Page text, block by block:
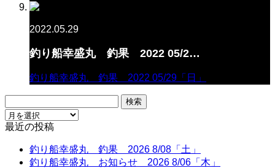
2022.05.29
釣り船幸盛丸 釣果 2022 05/2…
釣り船幸盛丸 釣果 2022 05/29「日」
索:
最近の投稿
釣り船幸盛丸 釣果 2026 8/08「土」
釣り船幸盛丸 お知らせ 2026 8/06「木」